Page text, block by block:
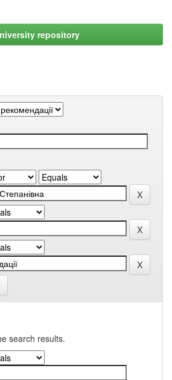
repository
search results.